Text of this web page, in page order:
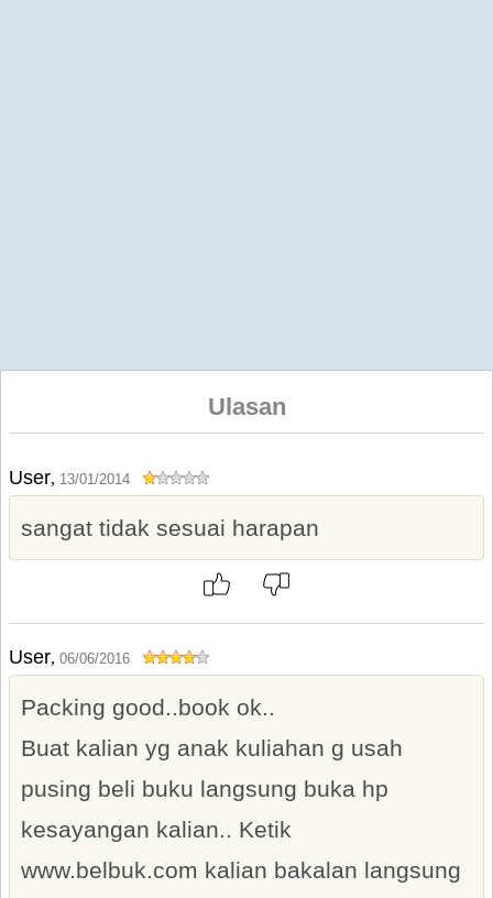
Ulasan
User, 13/01/2014
sangat tidak sesuai harapan
User, 06/06/2016
Packing good..book ok..
Buat kalian yg anak kuliahan g usah
pusing beli buku langsung buka hp
kesayangan kalian.. Ketik
www.belbuk.com kalian bakalan langsung